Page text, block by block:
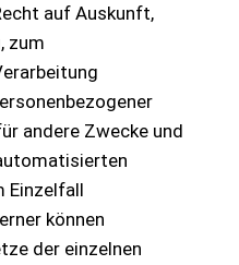
auf Auskunft,
zum
andere Zwecke und
Einzelfall
können
der einzelnen